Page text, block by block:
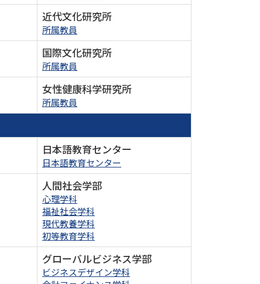
近代文化研究所
所属教員
国際文化研究所
所属教員
女性健康科学研究所
所属教員
日本語教育センター
日本語教育センター
人間社会学部
心理学科
福祉社会学科
現代教養学科
初等教育学科
グローバルビジネス学部
ビジネスデザイン学科